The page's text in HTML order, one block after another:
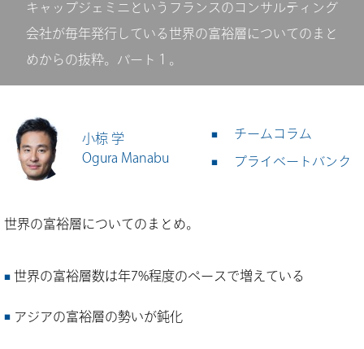
キャップジェミニというフランスのコンサルティング
会社が毎年発行している世界の富裕層についてのまと
めからの抜粋。パート１。
小椋 学
Ogura Manabu
チームコラム
プライベートバンク
世界の富裕層についてのまとめ。
世界の富裕層数は年7%程度のペースで増えている
アジアの富裕層の勢いが鈍化